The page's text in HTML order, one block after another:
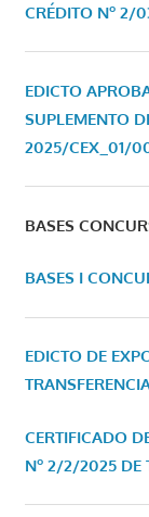
CRÉDITO Nº 2/
EDICTO
SUPLEMENTO
2025/CEX_01/
BASES
BASES I
EDICTO DE
CERTIFICADO
Nº 2/2/2025 DE